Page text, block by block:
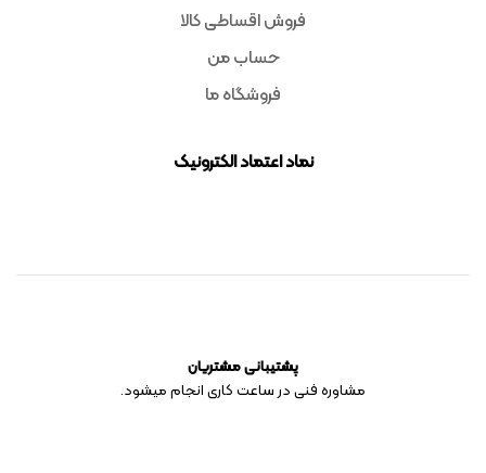
فروش اقساطی کالا
حساب من
فروشگاه ما
نماد اعتماد الکترونیک
پشتیبانی مشتریان
مشاوره فنی در ساعت کاری انجام میشود.